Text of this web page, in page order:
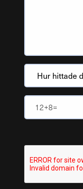
Hur
hittade
du
oss?
(Obligatoriskt)